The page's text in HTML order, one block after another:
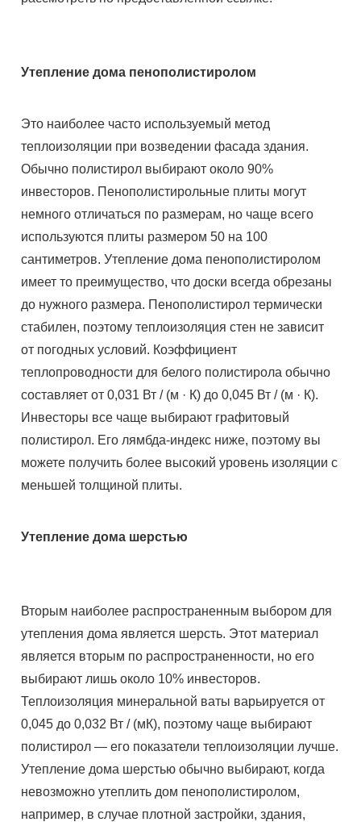
Утепление дома пенополистиролом
Это наиболее часто используемый метод
теплоизоляции при возведении фасада здания.
Обычно полистирол выбирают около 90%
инвесторов. Пенополистирольные плиты могут
немного отличаться по размерам, но чаще всего
используются плиты размером 50 на 100
сантиметров. Утепление дома пенополистиролом
имеет то преимущество, что доски всегда обрезаны
до нужного размера. Пенополистирол термически
стабилен, поэтому теплоизоляция стен не зависит
от погодных условий. Коэффициент
теплопроводности для белого полистирола обычно
составляет от 0,031 Вт / (м · К) до 0,045 Вт / (м · К).
Инвесторы все чаще выбирают графитовый
полистирол. Его лямбда-индекс ниже, поэтому вы
можете получить более высокий уровень изоляции с
меньшей толщиной плиты.
Утепление дома шерстью
Вторым наиболее распространенным выбором для
утепления дома является шерсть. Этот материал
является вторым по распространенности, но его
выбирают лишь около 10% инвесторов.
Теплоизоляция минеральной ваты варьируется от
0,045 до 0,032 Вт / (мК), поэтому чаще выбирают
полистирол — его показатели теплоизоляции лучше.
Утепление дома шерстью обычно выбирают, когда
невозможно утеплить дом пенополистиролом,
например, в случае плотной застройки, здания,